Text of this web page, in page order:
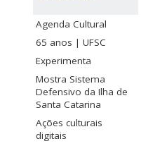
Agenda Cultural
65 anos | UFSC
Experimenta
Mostra Sistema
Defensivo da Ilha de
Santa Catarina
Ações culturais
digitais